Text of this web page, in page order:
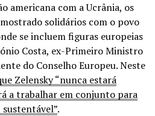
americana com a Ucrânia, os
solidários com o povo
se incluem figuras europeias
Costa, ex-Primeiro Ministro
do Conselho Europeu. Neste
Zelensky “nunca estará
a trabalhar em conjunto para
sustentável”.